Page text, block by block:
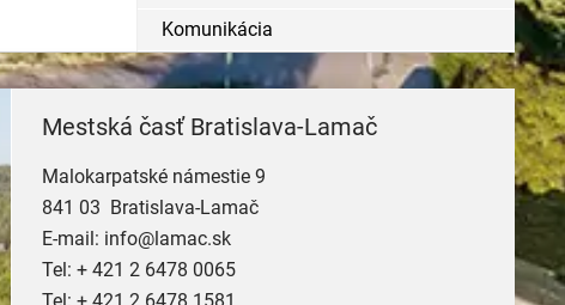
Komunikácia
Mestská časť Bratislava-Lamač
Malokarpatské námestie 9
841 03 Bratislava-Lamač
E-mail: info@lamac.sk
Tel:+ 421 2 6478 0065